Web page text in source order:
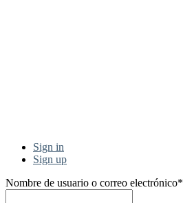
Sign in
Sign up
Nombre de usuario o correo electrónico*